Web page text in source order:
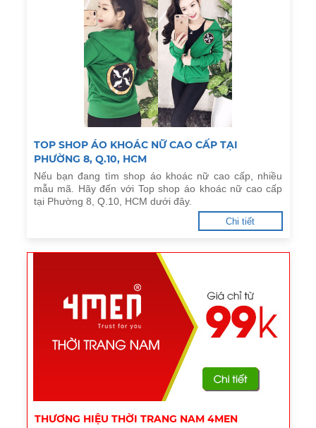
TOP SHOP ÁO KHOÁC NỮ CAO CẤP TẠI
PHƯỜNG 8, Q.10, HCM
Nếu bạn đang tìm shop áo khoác nữ cao cấp, nhiều
mẫu mã. Hãy đến với Top shop áo khoác nữ cao cấp
tại Phường 8, Q.10, HCM dưới đây.
Chi tiết
THƯƠNG HIỆU THỜI TRANG NAM 4MEN